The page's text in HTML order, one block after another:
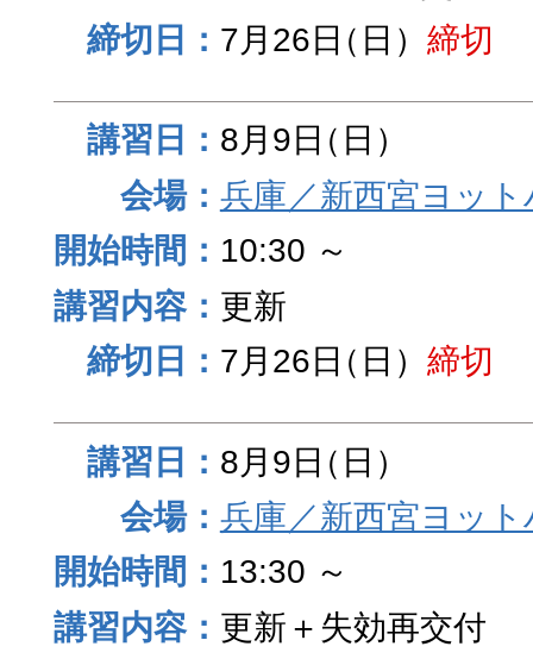
7月26日（日） 締切
8月9日（日）
兵庫／新西宮ヨッ
10:30 ～
更新
7月26日（日） 締切
8月9日（日）
兵庫／新西宮ヨッ
13:30 ～
更新＋失効再交付